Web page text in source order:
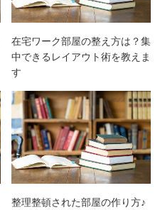
在宅ワーク部屋の整え方は？集
中できるレイアウト術を教えま
す
整理整頓された部屋の作り方♪